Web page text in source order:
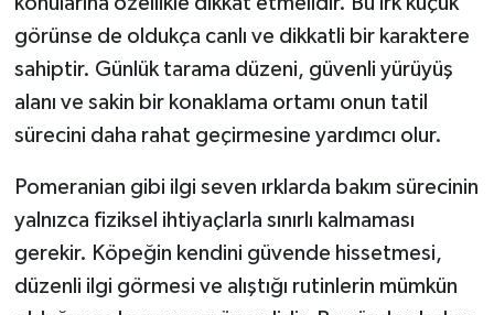
görünse de oldukça canlı ve dikkatli bir karaktere
sahiptir. Günlük tarama düzeni, güvenli yürüyüş
alanı ve sakin bir konaklama ortamı onun tatil
sürecini daha rahat geçirmesine yardımcı olur.
Pomeranian gibi ilgi seven ırklarda bakım sürecinin
yalnızca fiziksel ihtiyaçlarla sınırlı kalmaması
gerekir. Köpeğin kendini güvende hissetmesi,
düzenli ilgi görmesi ve alıştığı rutinlerin mümkün